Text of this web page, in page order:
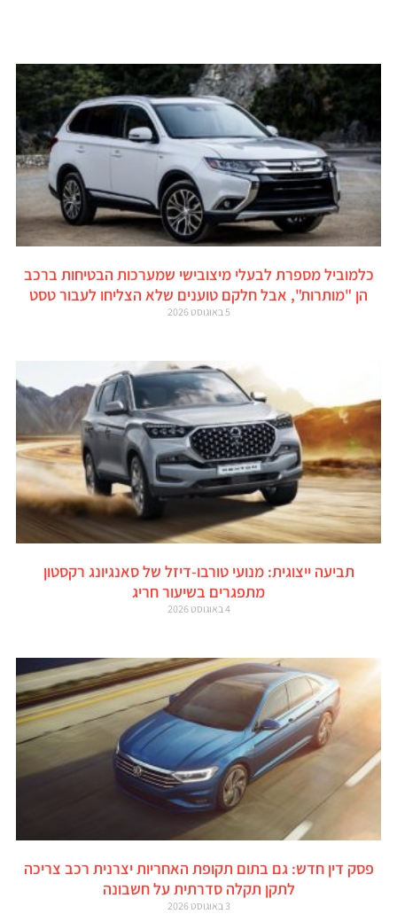
כלמוביל מספרת לבעלי מיצובישי שמערכות הבטיחות ברכב
הן "מותרות", אבל חלקם טוענים שלא הצליחו לעבור טסט
5 באוגוסט 2026
תביעה ייצוגית: מנועי טורבו-דיזל של סאנגיונג רקסטון
מתפגרים בשיעור חריג
4 באוגוסט 2026
פסק דין חדש: גם בתום תקופת האחריות יצרנית רכב צריכה
לתקן תקלה סדרתית על חשבונה
3 באוגוסט 2026